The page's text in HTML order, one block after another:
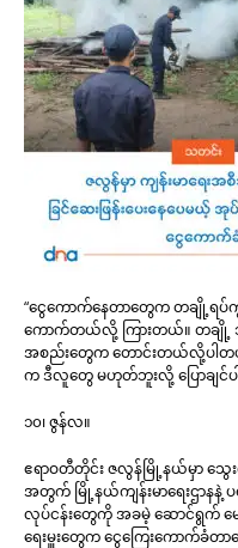
“ငွေကောက်နေတာတွေက တချို့ရပ်ကွ
ကောက်တယ်လို့ ကြားတယ်။ တချို့ သ
အစည်းတွေက တောင်းတယ်လို့ပါ
က ဒီလူတွေ မဟုတ်ဘူးလို့ ပြောချင်
၁၀၊ ဇွန်လ။
ဧရာဝတီတိုင်း ဇလွန်မြို့နယ်မှာ သွေး
အတွက် မြို့နယ်ကျန်းမာရေးဌာနနဲ့ ပရ
လုပ်ငန်းတွေကို အခမဲ့ ဆောင်ရွက် မ
ရေးမှူးတွေက ငွေကြေးကောက်ခံတ